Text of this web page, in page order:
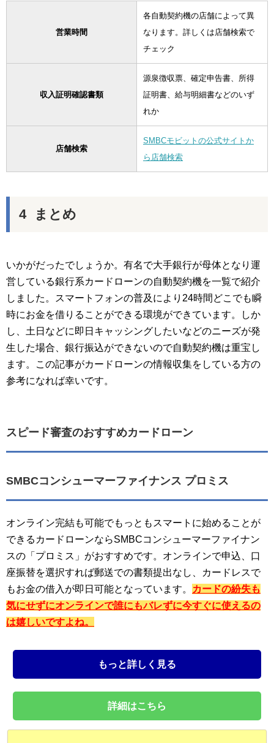
営業時間
各自動契約機の店舗によって異
なります。詳しくは店舗検索で
チェック
収入証明確認書類
源泉徴収票、確定申告書、所得
証明書、給与明細書などのいず
れか
店舗検索
SMBCモビットの公式サイトか
ら店舗検索
まとめ
いかがだったでしょうか。有名で大手銀行が母体となり運
営している銀行系カードローンの自動契約機を一覧で紹介
しました。スマートフォンの普及により24時間どこでも瞬
時にお金を借りることができる環境ができています。しか
し、土日などに即日キャッシングしたいなどのニーズが発
生した場合、銀行振込ができないので自動契約機は重宝し
ます。この記事がカードローンの情報収集をしている方の
参考になれば幸いです。
スピード審査のおすすめカードローン
SMBCコンシューマーファイナンス プロミス
オンライン完結も可能でもっともスマートに始めることが
できるカードローンならSMBCコンシューマーファイナン
スの「プロミス」がおすすめです。オンラインで申込、口
座振替を選択すれば郵送での書類提出なし、カードレスで
もお金の借入が即日可能となっています。
カードの紛失も
気にせずにオンラインで誰にもバレずに今すぐに使えるの
は嬉しいですよね。
もっと詳しく見る
詳細はこちら